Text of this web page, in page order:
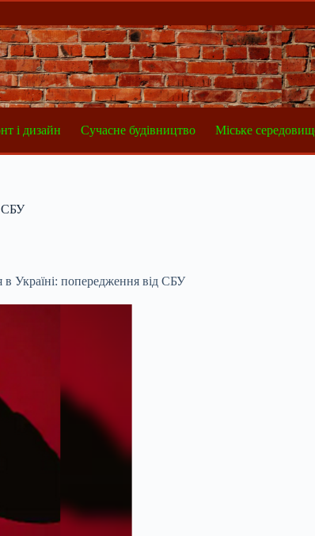
і дизайн Сучасне будівництво Міське
СБУ
в Україні: попередження від СБУ